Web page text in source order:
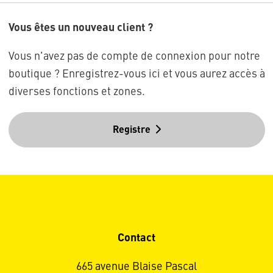
Vous êtes un nouveau client ?
Vous n'avez pas de compte de connexion pour notre
boutique ? Enregistrez-vous ici et vous aurez accès à
diverses fonctions et zones.
Registre
Contact
665 avenue Blaise Pascal